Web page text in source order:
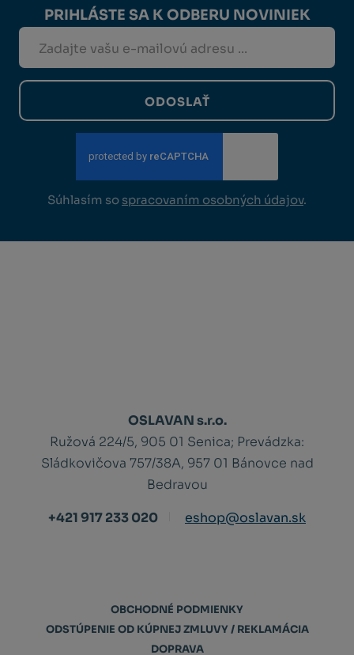
PRIHLÁSTE SA K ODBERU NOVINIEK
ODOSLAŤ
Súhlasím so spracovaním osobných údajov.
OSLAVAN s.r.o.
Ružová 224/5, 905 01 Senica; Prevádzka:
Sládkovičova 757/38A, 957 01 Bánovce nad
Bedravou
+421 917 233 020
eshop@oslavan.sk
OBCHODNÉ PODMIENKY
ODSTÚPENIE OD KÚPNEJ ZMLUVY / REKLAMÁCIA
DOPRAVA